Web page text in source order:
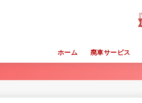
ホーム 廃車サービス